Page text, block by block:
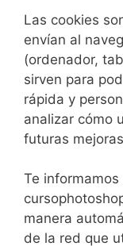
Las cookies
envían al
(ordenador,
sirven para
rápida y
analizar cómo
futuras
Te
manera
de la red que